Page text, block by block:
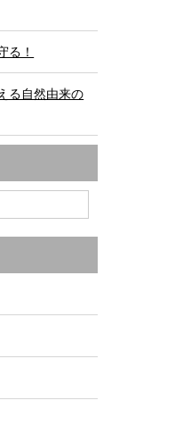
る！
る自然由来の